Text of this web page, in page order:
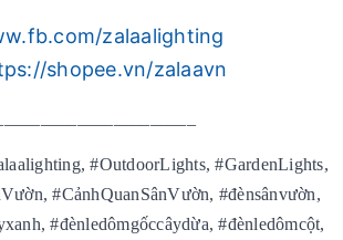
zalaalighting
shopee.vn/zalaavn
#OutdoorLights, #GardenLights,
#CảnhQuanSânVườn, #đènsânvườn,
#đènledômgốccâydừa, #đènledômcột,